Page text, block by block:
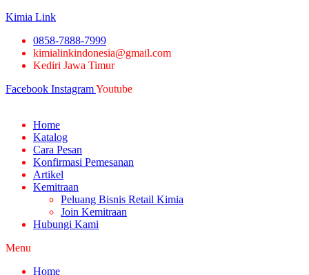
Kimia Link
0858-7888-7999
kimialinkindonesia@gmail.com
Kediri Jawa Timur
Facebook InstagramYoutube
Home
Katalog
Cara Pesan
Konfirmasi Pemesanan
Artikel
Kemitraan
Peluang Bisnis Retail Kimia
Join Kemitraan
Hubungi Kami
Menu
Home